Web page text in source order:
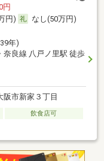
円
円)
なし(50万円)
年)
奈良線 八戸ノ里駅 徒歩
阪市新家３丁目
飲食店可